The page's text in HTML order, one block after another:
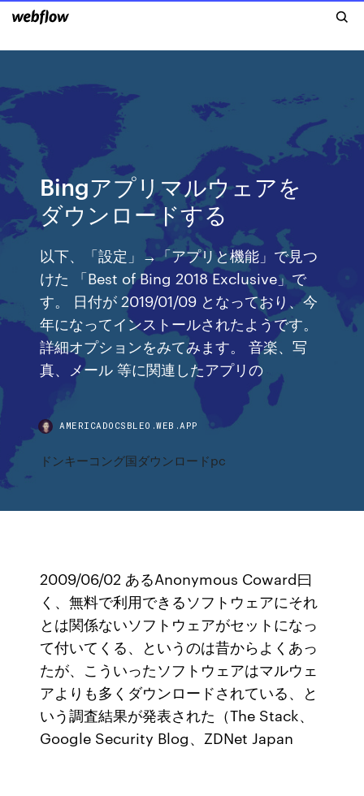
Bingアプリマルウェアを
ダウンロードする
以下、「設定」→「アプリと機能」で見つ
けた 「Best of Bing 2018 Exclusive」で
す。 日付が 2019/01/09 となっており、今
年になってインストールされたようです。
詳細オプションをみてみます。 音楽、写
真、メール 等に関連したアプリの
AMERICADOCSBLEO.WEB.APP
ドンキーコング国ダウンロードpc
2009/06/02 あるAnonymous Coward曰
く、無料で利用できるソフトウェアにそれ
とは関係ないソフトウェアがセットになっ
て付いてくる、というのは昔からよくあっ
たが、こういったソフトウェアはマルウェ
アよりも多くダウンロードされている、と
いう調査結果が発表された（The Stack、
Google Security Blog、ZDNet Japan